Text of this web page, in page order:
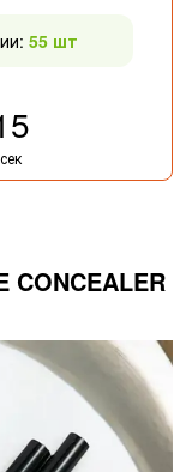
55 шт
сек
CONCEALER